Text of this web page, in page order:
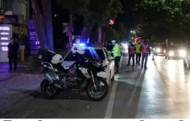
Güncel
HABERDE İNSAN
İlginç